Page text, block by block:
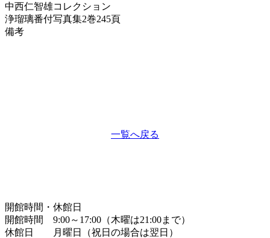
中西仁智雄コレクション
浄瑠璃番付写真集2巻245頁
備考
一覧へ戻る
開館時間・休館日
開館時間 9:00～17:00（木曜は21:00まで）
休館日 月曜日（祝日の場合は翌日）